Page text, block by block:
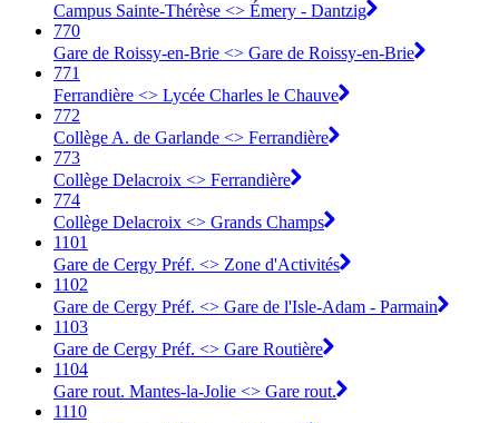
Campus Sainte-Thérèse <> Émery - Dantzig
770
Gare de Roissy-en-Brie <> Gare de Roissy-en-Brie
771
Ferrandière <> Lycée Charles le Chauve
772
Collège A. de Garlande <> Ferrandière
773
Collège Delacroix <> Ferrandière
774
Collège Delacroix <> Grands Champs
1101
Gare de Cergy Préf. <> Zone d'Activités
1102
Gare de Cergy Préf. <> Gare de l'Isle-Adam - Parmain
1103
Gare de Cergy Préf. <> Gare Routière
1104
Gare rout. Mantes-la-Jolie <> Gare rout.
1110